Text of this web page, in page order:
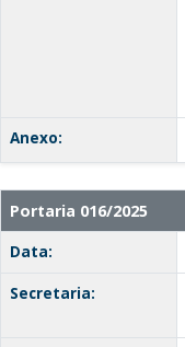
Anexo:
Portaria 016/2025
Data:
Secretaria: